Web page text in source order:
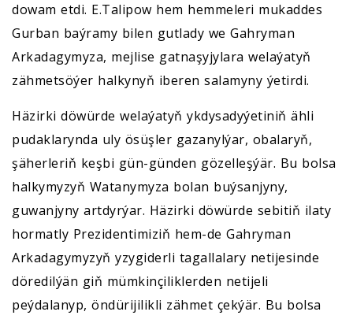
dowam etdi. E.Talipow hem hemmeleri mukaddes
Gurban baýramy bilen gutlady we Gahryman
Arkadagymyza, mejlise gatnaşyjylara welaýatyň
zähmetsöýer halkynyň iberen salamyny ýetirdi.
Häzirki döwürde welaýatyň ykdysadyýetiniň ähli
pudaklarynda uly ösüşler gazanylýar, obalaryň,
şäherleriň keşbi gün-günden gözelleşýär. Bu bolsa
halkymyzyň Watanymyza bolan buýsanjyny,
guwanjyny artdyrýar. Häzirki döwürde sebitiň ilaty
hormatly Prezidentimiziň hem-de Gahryman
Arkadagymyzyň yzygiderli tagallalary netijesinde
döredilýän giň mümkinçiliklerden netijeli
peýdalanyp, öndürijilikli zähmet çekýär. Bu bolsa